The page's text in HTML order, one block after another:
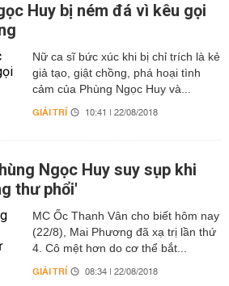
Huy bị ném đá vì kêu gọi
Nữ ca sĩ bức xúc khi bị chỉ trích là kẻ
giả tạo, giật chồng, phá hoại tình
cảm của Phùng Ngọc Huy và...
GIẢI TRÍ 10:41 | 22/08/2018
Ngọc Huy suy sụp khi
thư phổi'
MC Ốc Thanh Vân cho biết hôm nay
(22/8), Mai Phương đã xạ trị lần thứ
4. Cô mệt hơn do cơ thể bắt...
GIẢI TRÍ 08:34 | 22/08/2018